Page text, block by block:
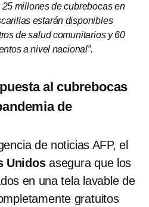
25 millones de cubrebocas en
estarán disponibles
de salud comunitarios y 60
a nivel nacional”.
al cubrebocas
de
de noticias AFP, el
Unidosasegura que los
en una tela lavable de
gratuitos